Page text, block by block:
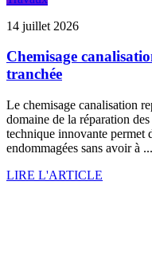
14 juillet 2026
Chemisage
tranchée
Le chemisage canalisation
domaine de la réparation
technique innovante permet
endommagées sans avoir à ...
LIRE L'ARTICLE